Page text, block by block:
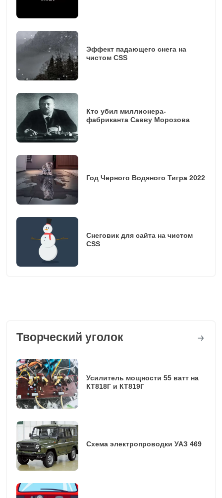
Эффект падающего снега на
чистом CSS
Кто убил миллионера-
фабриканта Савву Морозова
Год Черного Водяного Тигра 2022
Снеговик для сайта на чистом
CSS
Творческий уголок
Усилитель мощности 55 ватт на
КТ818Г и КТ819Г
Схема электропроводки УАЗ 469